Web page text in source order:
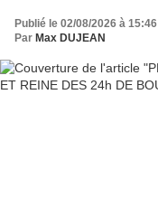
Publié le 02/08/2026 à 15:46
Par Max DUJEAN